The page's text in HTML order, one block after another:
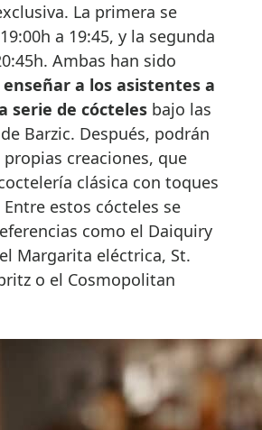
La primera se
a 19:45, y la segunda
Ambas han sido
enseñar a los asistentes a
serie de cócteles bajo las
Barzic. Después, podrán
creaciones, que
clásica con toques
estos cócteles se
como el Daiquiry
Margarita eléctrica, St.
o el Cosmopolitan